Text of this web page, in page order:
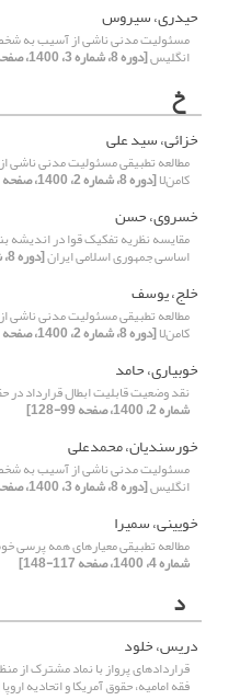
حیدری، سیروس
مسئولیت مدنی ناشی از آسیب به
انگلیس[دوره 8، شماره 3، 1400، صفحه 1-32]
خ
خزائی، سید علی
مطالعه تطبیقی مسئولیت مدنی ناشی
کامن‌لا[دوره 8، شماره 2، 1400، صفحه 67-98]
خسروی، حسن
مقایسه نظریه تفکیک قوا در اندیشه
اساسی جمهوری اسلامی ایران[دوره 8، شماره 3، 1400، صفحه 117-128]
خلج، یوسف
مطالعه تطبیقی مسئولیت مدنی ناشی
کامن‌لا[دوره 8، شماره 2، 1400، صفحه 67-98]
خوبیاری، حامد
نقد وضعیت قابلیت ابطال قرارداد در
شماره 2، 1400، صفحه 99-128]
خورسندیان، محمدعلی
مسئولیت مدنی ناشی از آسیب به
انگلیس[دوره 8، شماره 3، 1400، صفحه 1-32]
خویینی، سمیرا
مطالعه تطبیقی معیارهای همه پرسی
شماره 4، 1400، صفحه 117-148]
د
دریس، خلود
قراردادهای پرواز با نماد مشترک از
فقه امامیه، حقوق آمریکا و اتحادیه اروپا